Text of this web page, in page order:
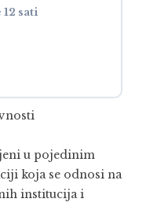
sati
u pojedinim
koja se odnosi na
institucija i